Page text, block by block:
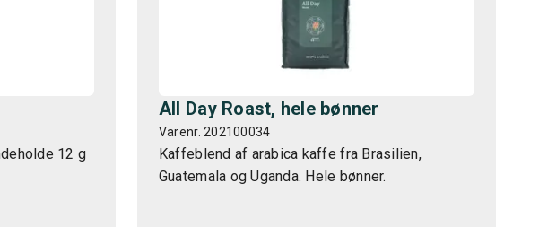
12 g
All Day Roast, hele bønner
Varenr. 202100034
Kaffeblend af arabica kaffe fra Brasilien,
Guatemala og Uganda. Hele bønner.